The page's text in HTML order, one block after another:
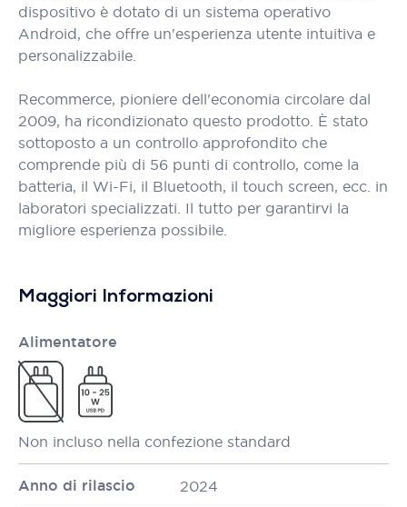
dispositivo è dotato di un sistema operativo
Android, che offre un'esperienza utente intuitiva e
personalizzabile.
Recommerce, pioniere dell'economia circolare dal
2009, ha ricondizionato questo prodotto. È stato
sottoposto a un controllo approfondito che
comprende più di 56 punti di controllo, come la
batteria, il Wi-Fi, il Bluetooth, il touch screen, ecc. in
laboratori specializzati. Il tutto per garantirvi la
migliore esperienza possibile.
Maggiori Informazioni
Alimentatore
Non incluso nella confezione standard
Anno di rilascio 2024